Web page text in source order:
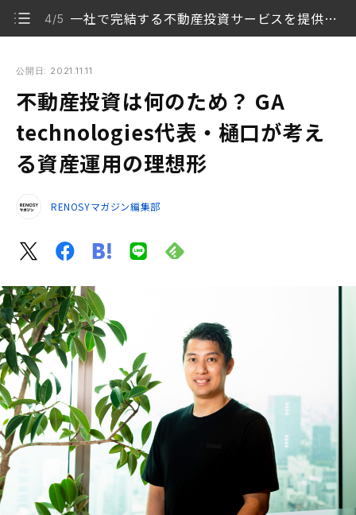
4/5 一社で完結する不動産投資サービスを提供したい
る資産運用の理想形
1/5
24歳の時、不動産投資はお金持ちの手段だと思ってい
た
2/5
不動産投資は「老後の年金対策」として、非常に魅力
的に感じた
3/5
あらゆる不動産サービスを、誰もが享受できる会社を
一社で完結する不動産投資サービスを提供したい
5/5 堅実な資産形成を提供していきたい
公開日: 2021.11.11
不動産投資は何のため？ GA
technologies代表・樋口が考え
る資産運用の理想形
RENOSYマガジン編集部